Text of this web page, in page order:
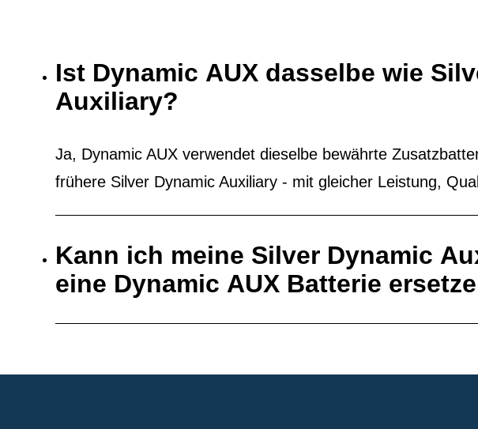
Ist Dynamic AUX dasselbe wie
Auxiliary?
Ja, Dynamic AUX verwendet dieselbe bewährte
frühere Silver Dynamic Auxiliary - mit gleicher Leistung,
Kann ich meine Silver Dynamic
eine Dynamic AUX Batterie